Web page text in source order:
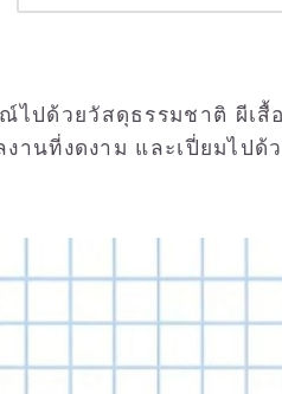
ไปด้วยวัสดุธรรมชาติ ผีเสื้อ
านที่งดงาม และเปี่ยมไปด้